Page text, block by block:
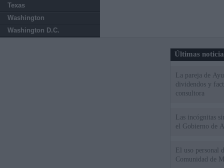
Texas
Washington
Washington D.C.
Últimas
La pareja de
dividendos y
consultora
Las incógnitas
el Gobierno de
El uso personal
Comunidad de